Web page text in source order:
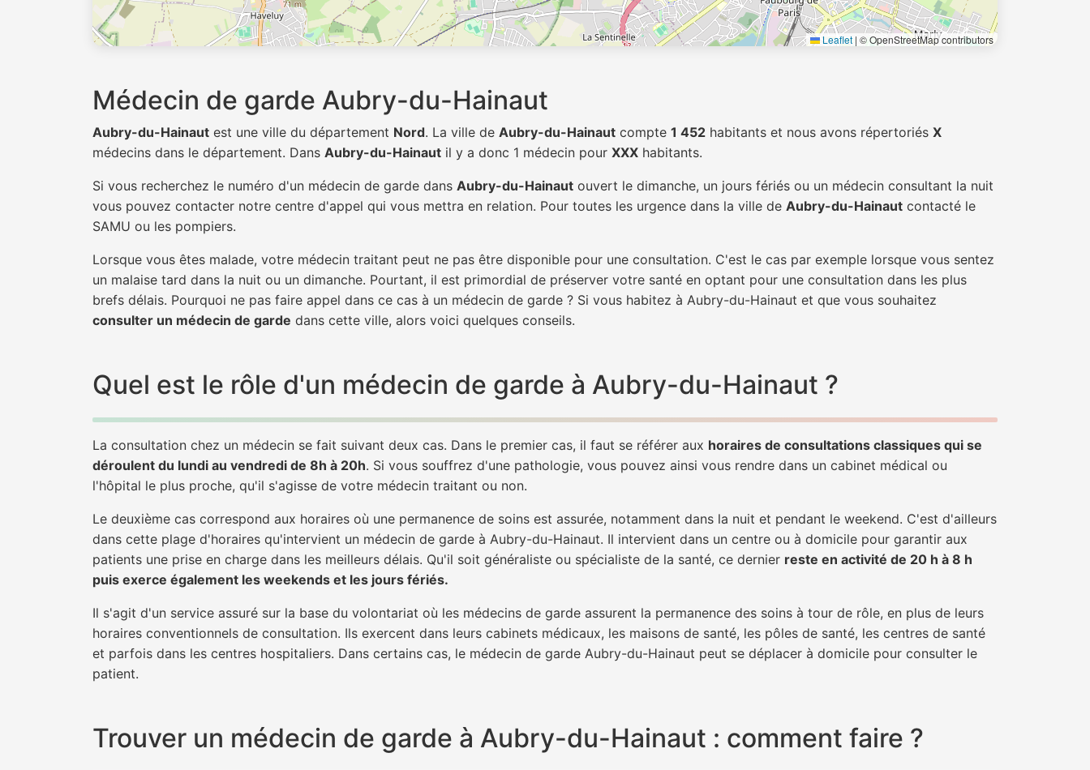
Leaflet | © OpenStreetMap contributors
Médecin de garde Aubry-du-Hainaut
Aubry-du-Hainaut est une ville du département Nord. La ville de Aubry-du-Hainaut compte 1 452 habitants et nous avons répertoriés X
médecins dans le département. Dans Aubry-du-Hainaut il y a donc 1 médecin pour XXX habitants.
Si vous recherchez le numéro d'un médecin de garde dans Aubry-du-Hainaut ouvert le dimanche, un jours fériés ou un médecin consultant la nuit
vous pouvez contacter notre centre d'appel qui vous mettra en relation. Pour toutes les urgence dans la ville de Aubry-du-Hainaut contacté le
SAMU ou les pompiers.
Lorsque vous êtes malade, votre médecin traitant peut ne pas être disponible pour une consultation. C'est le cas par exemple lorsque vous sentez
un malaise tard dans la nuit ou un dimanche. Pourtant, il est primordial de préserver votre santé en optant pour une consultation dans les plus
brefs délais. Pourquoi ne pas faire appel dans ce cas à un médecin de garde ? Si vous habitez à Aubry-du-Hainaut et que vous souhaitez
consulter un médecin de garde dans cette ville, alors voici quelques conseils.
Quel est le rôle d'un médecin de garde à Aubry-du-Hainaut ?
La consultation chez un médecin se fait suivant deux cas. Dans le premier cas, il faut se référer aux horaires de consultations classiques qui se
déroulent du lundi au vendredi de 8h à 20h. Si vous souffrez d'une pathologie, vous pouvez ainsi vous rendre dans un cabinet médical ou
l'hôpital le plus proche, qu'il s'agisse de votre médecin traitant ou non.
Le deuxième cas correspond aux horaires où une permanence de soins est assurée, notamment dans la nuit et pendant le weekend. C'est d'ailleurs
dans cette plage d'horaires qu'intervient un médecin de garde à Aubry-du-Hainaut. Il intervient dans un centre ou à domicile pour garantir aux
patients une prise en charge dans les meilleurs délais. Qu'il soit généraliste ou spécialiste de la santé, ce dernier reste en activité de 20 h à 8 h
puis exerce également les weekends et les jours fériés.
Il s'agit d'un service assuré sur la base du volontariat où les médecins de garde assurent la permanence des soins à tour de rôle, en plus de leurs
horaires conventionnels de consultation. Ils exercent dans leurs cabinets médicaux, les maisons de santé, les pôles de santé, les centres de santé
et parfois dans les centres hospitaliers. Dans certains cas, le médecin de garde Aubry-du-Hainaut peut se déplacer à domicile pour consulter le
patient.
Trouver un médecin de garde à Aubry-du-Hainaut : comment faire ?